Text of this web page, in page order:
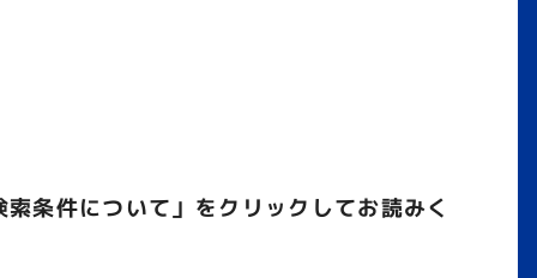
条件について」をクリックしてお読みく